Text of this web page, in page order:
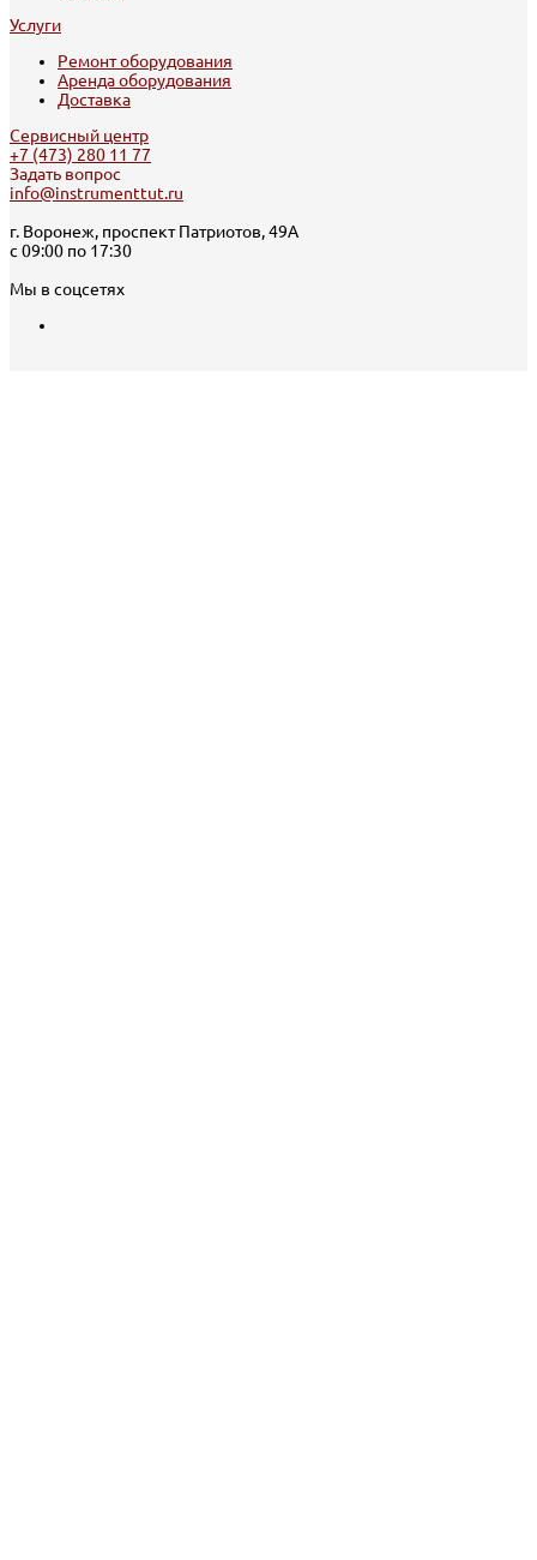
Услуги
Ремонт оборудования
Аренда оборудования
Доставка
Сервисный центр
+7 (473) 280 11 77
Задать вопрос
info@instrumenttut.ru
г. Воронеж, проспект Патриотов, 49А
с 09:00 по 17:30
Мы в соцсетях